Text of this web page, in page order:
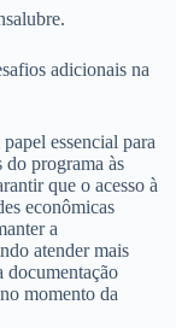
adicionais na
essencial para
do programa às
que o acesso à
econômicas
a
atender mais
documentação
momento da